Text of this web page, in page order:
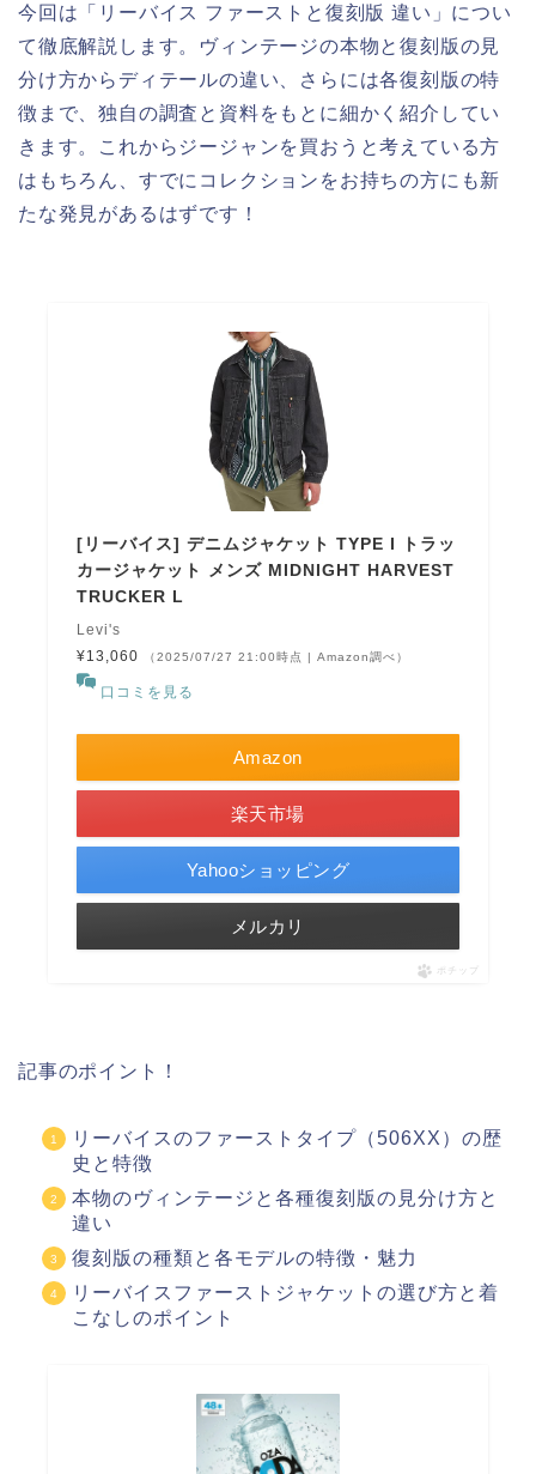
今回は「リーバイス ファーストと復刻版 違い」につい
て徹底解説します。ヴィンテージの本物と復刻版の見
分け方からディテールの違い、さらには各復刻版の特
徴まで、独自の調査と資料をもとに細かく紹介してい
きます。これからジージャンを買おうと考えている方
はもちろん、すでにコレクションをお持ちの方にも新
たな発見があるはずです！
[リーバイス] デニムジャケット TYPE I トラッ
カージャケット メンズ MIDNIGHT HARVEST
TRUCKER L
Levi's
¥13,060
（2025/07/27 21:00時点 | Amazon調べ）
口コミを見る
Amazon
楽天市場
Yahooショッピング
メルカリ
ポチップ
記事のポイント！
リーバイスのファーストタイプ（506XX）の歴
史と特徴
本物のヴィンテージと各種復刻版の見分け方と
違い
復刻版の種類と各モデルの特徴・魅力
リーバイスファーストジャケットの選び方と着
こなしのポイント